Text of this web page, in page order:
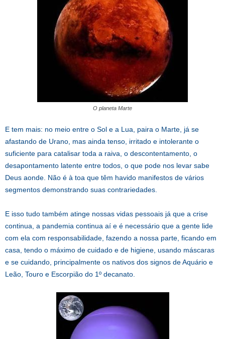
O planeta Marte
E tem mais: no meio entre o Sol e a Lua, paira o Marte, já se
afastando de Urano, mas ainda tenso, irritado e intolerante o
suficiente para catalisar toda a raiva, o descontentamento, o
desapontamento latente entre todos, o que pode nos levar sabe
Deus aonde. Não é à toa que têm havido manifestos de vários
segmentos demonstrando suas contrariedades.
E isso tudo também atinge nossas vidas pessoais já que a crise
continua, a pandemia continua aí e é necessário que a gente lide
com ela com responsabilidade, fazendo a nossa parte, ficando em
casa, tendo o máximo de cuidado e de higiene, usando máscaras
e se cuidando, principalmente os nativos dos signos de Aquário e
Leão, Touro e Escorpião do 1º decanato.